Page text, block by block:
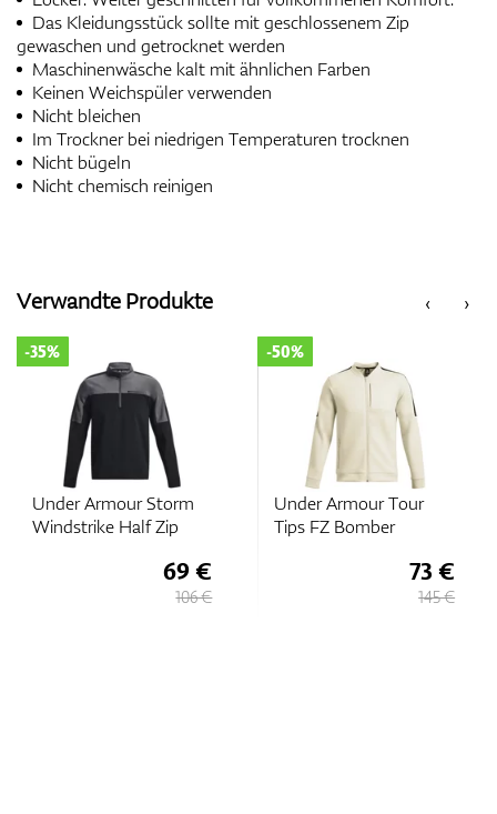
Das Kleidungsstück sollte mit geschlossenem Zip
gewaschen und getrocknet werden
Maschinenwäsche kalt mit ähnlichen Farben
Keinen Weichspüler verwenden
Nicht bleichen
Im Trockner bei niedrigen Temperaturen trocknen
Nicht bügeln
Nicht chemisch reinigen
‹
Verwandte Produkte ›
Under Armour Tour
Tips FZ Bomber
-50%
73 €
145 €
Under Armour
Stormproof 2.0 Jacket
-50%
106 €
212 €